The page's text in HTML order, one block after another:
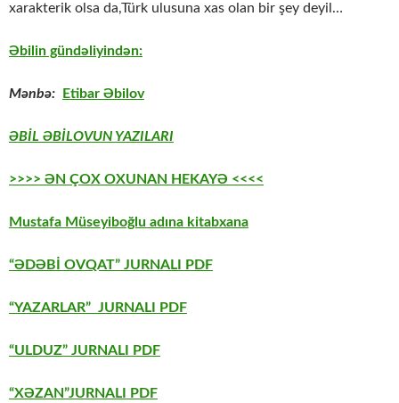
xarakterik olsa da,Türk ulusuna xas olan bir şey deyil…
Əbilin gündəliyindən:
Mənbə: Etibar Əbilov
ƏBİL ƏBİLOVUN YAZILARI
>>>> ƏN ÇOX OXUNAN HEKAYƏ <<<<
Mustafa Müseyiboğlu adına kitabxana
“ƏDƏBİ OVQAT” JURNALI PDF
“YAZARLAR” JURNALI PDF
“ULDUZ” JURNALI PDF
“XƏZAN”JURNALI PDF